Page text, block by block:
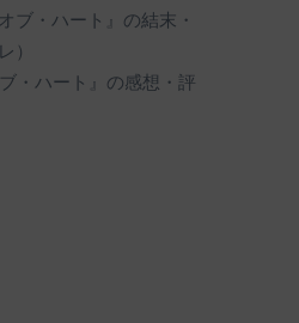
ブ・ハート』の結末・
）
・ハート』の感想・評